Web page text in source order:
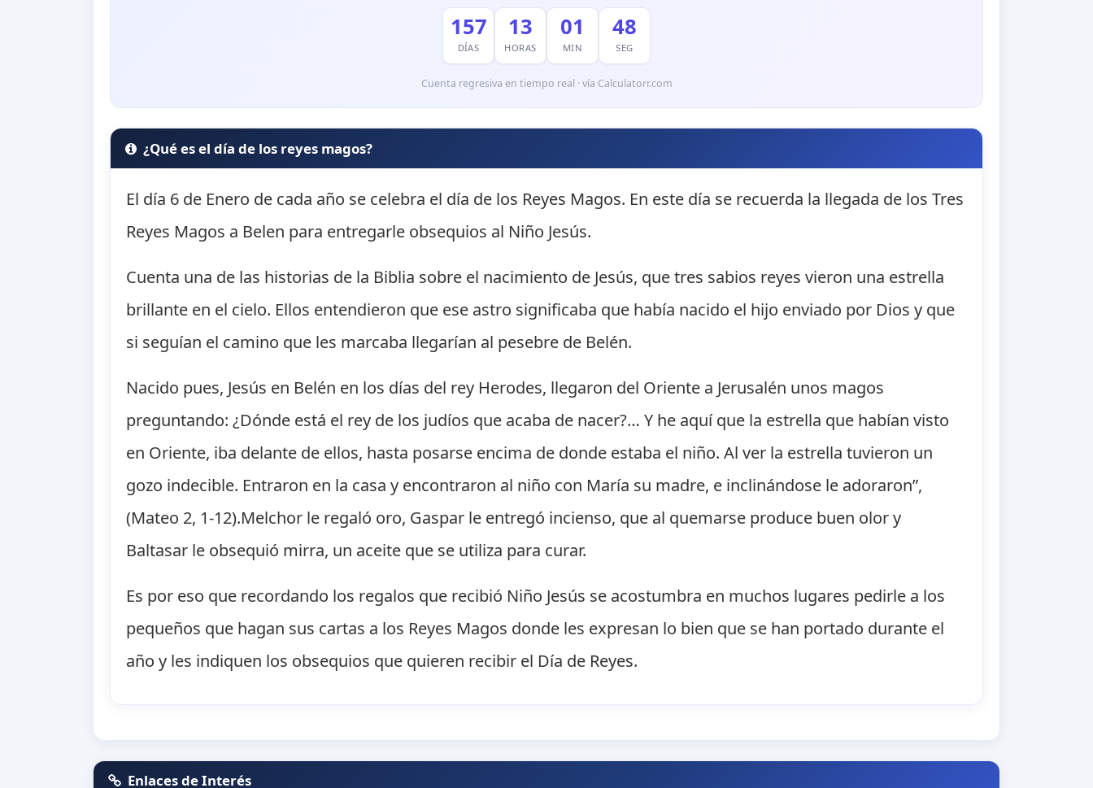
157
DÍAS
13
HORAS
01
MIN
47
SEG
Cuenta regresiva en tiempo real · vía Calculatorr.com
¿Qué es el día de los reyes magos?
El día 6 de Enero de cada año se celebra el día de los Reyes Magos. En este día se recuerda la llegada de los Tres
Reyes Magos a Belen para entregarle obsequios al Niño Jesús.
Cuenta una de las historias de la Biblia sobre el nacimiento de Jesús, que tres sabios reyes vieron una estrella
brillante en el cielo. Ellos entendieron que ese astro significaba que había nacido el hijo enviado por Dios y que
si seguían el camino que les marcaba llegarían al pesebre de Belén.
Nacido pues, Jesús en Belén en los días del rey Herodes, llegaron del Oriente a Jerusalén unos magos
preguntando: ¿Dónde está el rey de los judíos que acaba de nacer?… Y he aquí que la estrella que habían visto
en Oriente, iba delante de ellos, hasta posarse encima de donde estaba el niño. Al ver la estrella tuvieron un
gozo indecible. Entraron en la casa y encontraron al niño con María su madre, e inclinándose le adoraron”,
(Mateo 2, 1-12).Melchor le regaló oro, Gaspar le entregó incienso, que al quemarse produce buen olor y
Baltasar le obsequió mirra, un aceite que se utiliza para curar.
Es por eso que recordando los regalos que recibió Niño Jesús se acostumbra en muchos lugares pedirle a los
pequeños que hagan sus cartas a los Reyes Magos donde les expresan lo bien que se han portado durante el
año y les indiquen los obsequios que quieren recibir el Día de Reyes.
Enlaces de Interés